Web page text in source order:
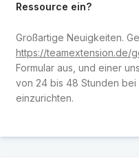
Ressource ein?
Großartige Neuigkeiten.
https://teamextension.de/
Formular aus, und einer
von 24 bis 48 Stunden bei
einzurichten.